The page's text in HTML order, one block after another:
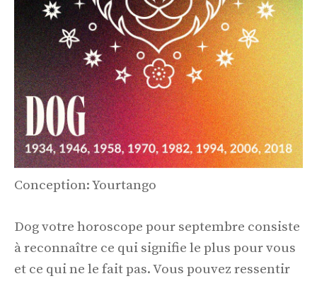
Conception: Yourtango
Dog votre horoscope pour septembre consiste
à reconnaître ce qui signifie le plus pour vous
et ce qui ne le fait pas. Vous pouvez ressentir